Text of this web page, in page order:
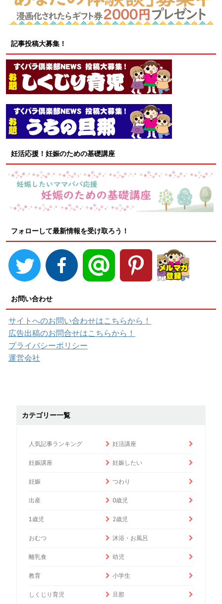
記事投稿大募集！
妊活応援！妊娠のための基礎講座
フォローして最新情報を受け取ろう！
お問い合わせ
サイトへのお問い合わせはこちらから！
広告出稿のお問合せはこちらから！
プライバシーポリシー
運営会社
カテゴリー一覧
人気記事ランキング 妊活講座
妊娠講座 妊娠したい
妊娠 つわり
出産 0歳児
1歳児 2歳児
おむつ 沐浴・お風呂
離乳食 幼児
教育 小学生
しくじり育児 旦那